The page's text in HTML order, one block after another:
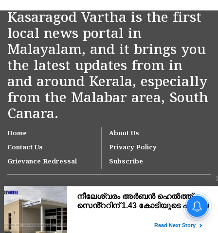
Kasaragod Vartha is the first
local news portal in
Malayalam, and it brings you
the latest updates from in
and around Kerala, especially
from the Malabar area, South
Canara.
Home
About Us
Contact Us
Privacy Policy
Grievance Redressal
Subscribe
നീലേശ്വരം നഗരസഭയിലെ
ആനച്ചാൽ-ഉച്ചൂളിക്കുതിർ
പരിഹരിക്കാൻ ഇടപെടൽ;